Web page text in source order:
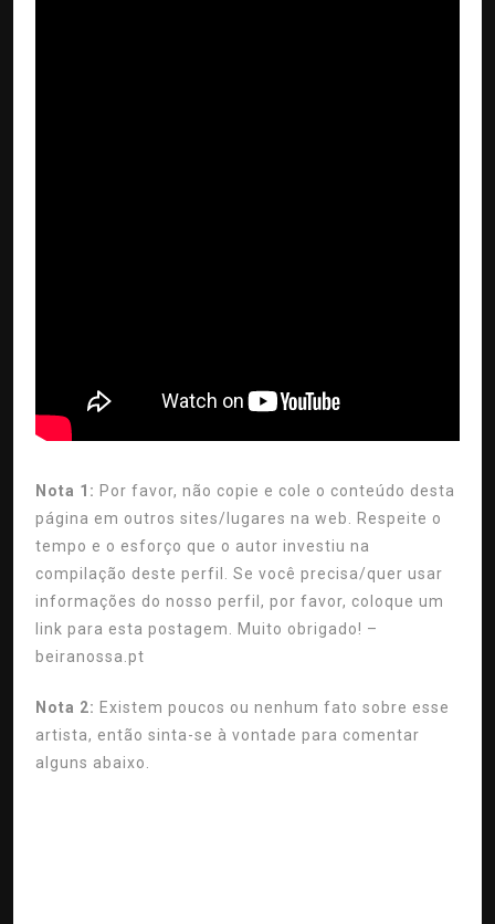
Nota 1: Por favor, não copie e cole o conteúdo desta
página em outros sites/lugares na web. Respeite o
tempo e o esforço que o autor investiu na
compilação deste perfil. Se você precisa/quer usar
informações do nosso perfil, por favor, coloque um
link para esta postagem. Muito obrigado! –
beiranossa.pt
Nota 2: Existem poucos ou nenhum fato sobre esse
artista, então sinta-se à vontade para comentar
alguns abaixo.